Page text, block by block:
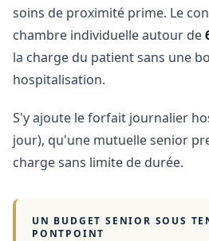
soins de proximité prime. Le
chambre individuelle autour de
la charge du patient sans une
hospitalisation.
S'y ajoute le forfait journalier
jour), qu'une mutuelle senior
charge sans limite de durée.
UN BUDGET SENIOR SOUS
PONTPOINT